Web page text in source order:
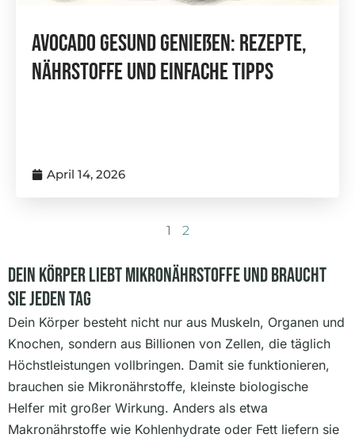
Avocado Gesund Genießen: Rezepte,
Nährstoffe Und Einfache Tipps
April 14, 2026
1 2
Dein Körper Liebt Mikronährstoffe Und Braucht
Sie Jeden Tag
Dein Körper besteht nicht nur aus Muskeln, Organen und
Knochen, sondern aus Billionen von Zellen, die täglich
Höchstleistungen vollbringen. Damit sie funktionieren,
brauchen sie Mikronährstoffe, kleinste biologische
Helfer mit großer Wirkung. Anders als etwa
Makronährstoffe wie Kohlenhydrate oder Fett liefern sie